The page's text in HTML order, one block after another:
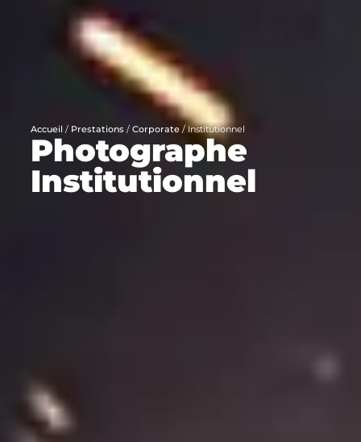
Accueil / Prestations /Corporate /Institutionnel
Photographe
Institutionnel